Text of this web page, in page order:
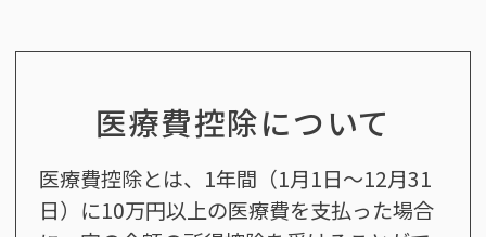
医療費控除について
医療費控除とは、1年間（1月1日～12月31
日）に10万円以上の医療費を支払った場合